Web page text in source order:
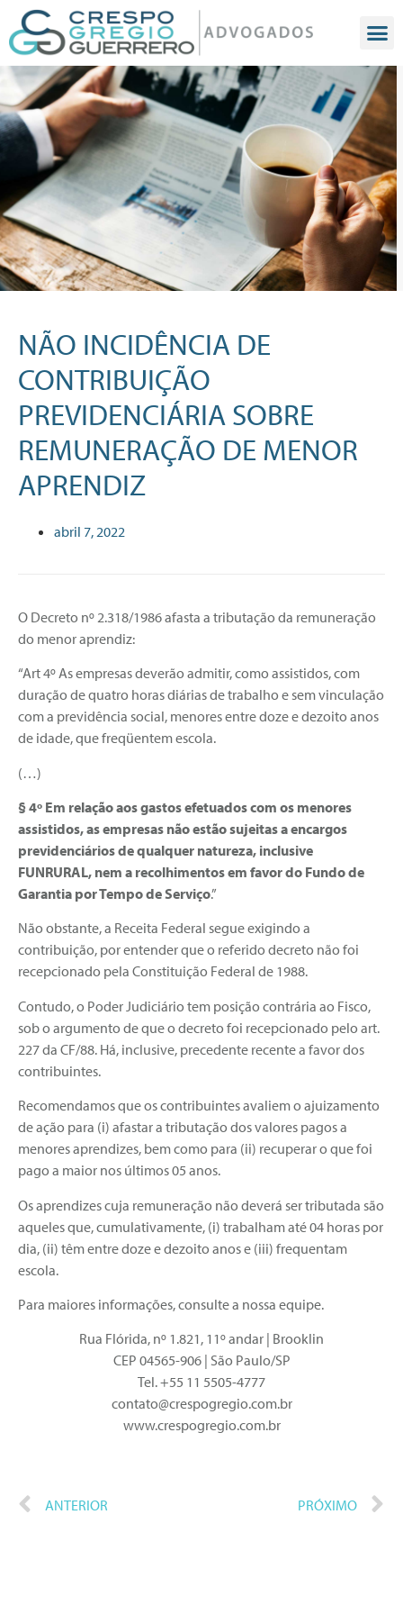
NÃO INCIDÊNCIA DE
CONTRIBUIÇÃO
PREVIDENCIÁRIA SOBRE
REMUNERAÇÃO DE MENOR
APRENDIZ
abril 7, 2022
O Decreto nº 2.318/1986 afasta a tributação da remuneração
do menor aprendiz:
“Art 4º As empresas deverão admitir, como assistidos, com
duração de quatro horas diárias de trabalho e sem vinculação
com a previdência social, menores entre doze e dezoito anos
de idade, que freqüentem escola.
(…)
§ 4º Em relação aos gastos efetuados com os menores
assistidos, as empresas não estão sujeitas a encargos
previdenciários de qualquer natureza, inclusive
FUNRURAL, nem a recolhimentos em favor do Fundo de
Garantia por Tempo de Serviço.”
Não obstante, a Receita Federal segue exigindo a
contribuição, por entender que o referido decreto não foi
recepcionado pela Constituição Federal de 1988.
Contudo, o Poder Judiciário tem posição contrária ao Fisco,
sob o argumento de que o decreto foi recepcionado pelo art.
227 da CF/88. Há, inclusive, precedente recente a favor dos
contribuintes.
Recomendamos que os contribuintes avaliem o ajuizamento
de ação para (i) afastar a tributação dos valores pagos a
menores aprendizes, bem como para (ii) recuperar o que foi
pago a maior nos últimos 05 anos.
Os aprendizes cuja remuneração não deverá ser tributada são
aqueles que, cumulativamente, (i) trabalham até 04 horas por
dia, (ii) têm entre doze e dezoito anos e (iii) frequentam
escola.
Para maiores informações, consulte a nossa equipe.
Rua Flórida, nº 1.821, 11º andar | Brooklin
CEP 04565-906 | São Paulo/SP
Tel. +55 11 5505-4777
contato@crespogregio.com.br
www.crespogregio.com.br
ANTERIOR PRÓXIMO